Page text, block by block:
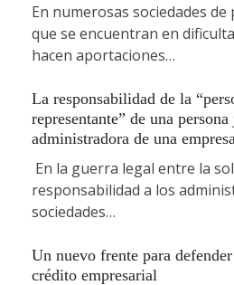
En numerosas sociedades
que se encuentran en
hacen aportaciones…
La responsabilidad de la
representante” de una
administradora de una empresa
En la guerra legal entre la
responsabilidad a los
sociedades…
Un nuevo frente para
crédito empresarial